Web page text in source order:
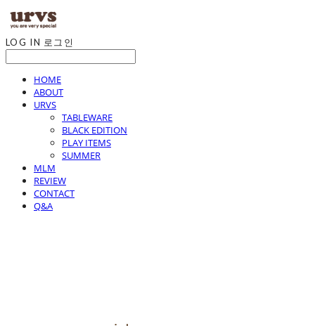
LOG IN 로그인
HOME
ABOUT
URVS
TABLEWARE
BLACK EDITION
PLAY ITEMS
SUMMER
MLM
REVIEW
CONTACT
Q&A